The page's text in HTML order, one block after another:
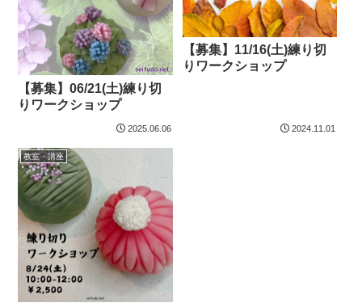
【募集】06/21(土)練り切
りワークショップ
2025.06.06
【募集】11/16(土)練り切
りワークショップ
2024.11.01
教室・講座